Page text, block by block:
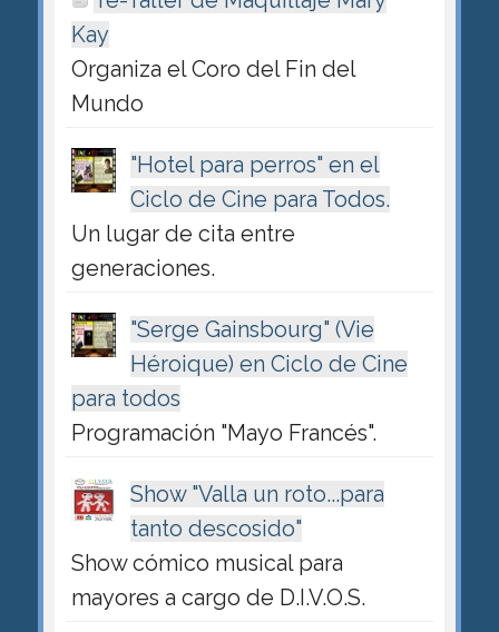
Kay
Organiza el Coro del Fin del
Mundo
"Hotel para perros" en el
Ciclo de Cine para Todos.
Un lugar de cita entre
generaciones.
"Serge Gainsbourg" (Vie
Héroique) en Ciclo de Cine
para todos
Programación "Mayo Francés".
Show "Valla un roto...para
tanto descosido"
Show cómico musical para
mayores a cargo de D.I.V.O.S.